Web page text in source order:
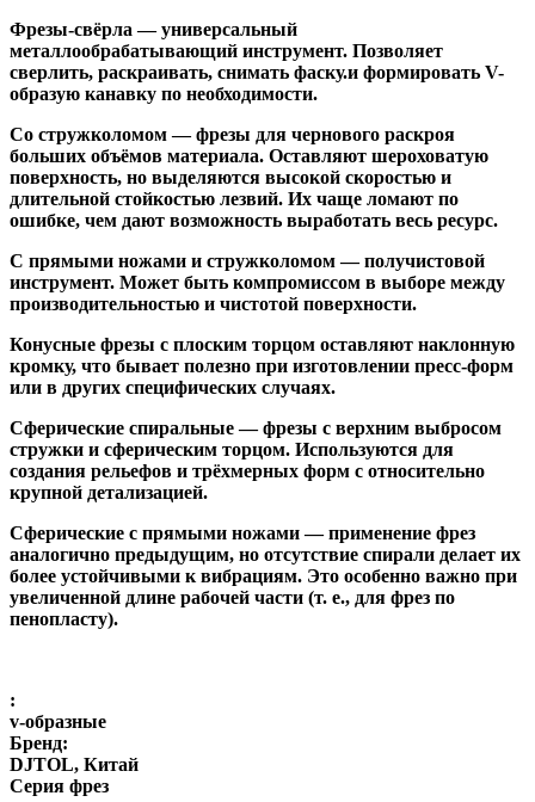
Фрезы-свёрла — универсальный
металлообрабатывающий инструмент. Позволяет
сверлить, раскраивать, снимать фаску.и формировать V-
образую канавку по необходимости.
Со стружколомом— фрезы для чернового раскроя
больших объёмов материала. Оставляют шероховатую
поверхность, но выделяются высокой скоростью и
длительной стойкостью лезвий. Их чаще ломают по
ошибке, чем дают возможность выработать весь ресурс.
С прямыми ножами и стружколомом— получистовой
инструмент. Может быть компромиссом в выборе между
производительностью и чистотой поверхности.
Конусные фрезы с плоским торцом оставляют наклонную
кромку, что бывает полезно при изготовлении пресс-форм
или в других специфических случаях.
Сферические спиральные— фрезы с верхним выбросом
стружки и сферическим торцом. Используются для
создания рельефов и трёхмерных форм с относительно
крупной детализацией.
Сферические с прямыми ножами— применение фрез
аналогично предыдущим, но отсутствие спирали делает их
более устойчивыми к вибрациям. Это особенно важно при
увеличенной длине рабочей части (т. е., для фрез по
пенопласту).
:
v-образные
Бренд:
DJTOL, Китай
Серия фрез